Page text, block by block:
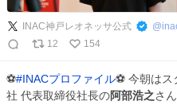
INAC神戸レオネッサ公式 @
12
154
⚽️#INACプロファイル⚽️ 今朝は
社 代表取締役社長の阿部浩之さ